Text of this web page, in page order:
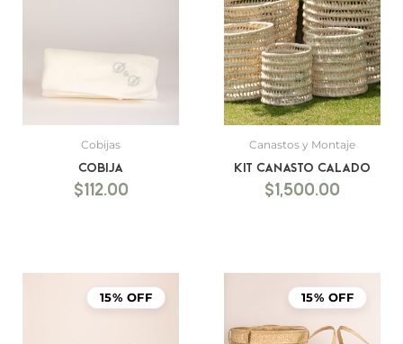
Cobijas
Cobija
$112.00
Canastos y Montaje
Kit Canasto Calado
$1,500.00
15% OFF 15% OFF